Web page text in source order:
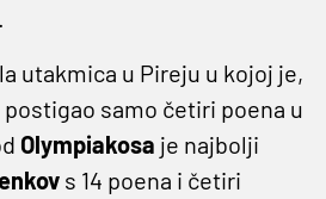
utakmica u Pireju u kojoj je,
samo četiri poena u
Olympiakosa je najbolji
s 14 poena i četiri